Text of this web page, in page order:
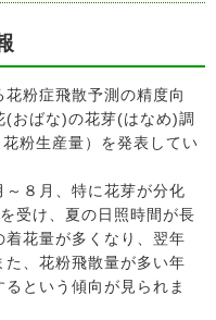
粉症飛散予測の精度向
(おばな)の花芽(はなめ)調
粉生産量）を発表してい
８月、特に花芽が分化
受け、夏の日照時間が長
着花量が多くなり、翌年
、花粉飛散量が多い年
という傾向が見られま